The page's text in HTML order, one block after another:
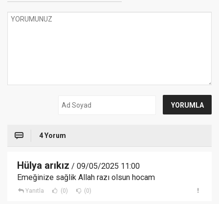
4 Yorum
Hülya arıkız / 09/05/2025 11:00
Emeğinize sağlik Allah razı olsun hocam
Yanıtla (0) (0)